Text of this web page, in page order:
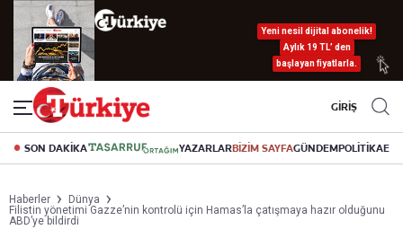
Yeni nesil dijital abonelik!
Aylık 19 TL’ den
başlayan fiyatlarla.
GİRİŞ
SON DAKİKA YAZARLARBİZİM SAYFAGÜNDEMPOLİTİKA
Haberler
Dünya
Filistin yönetimi Gazze’nin kontrolü için Hamas’la çatışmaya hazır olduğunu
ABD’ye bildirdi